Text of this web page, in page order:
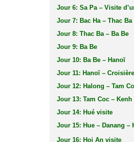
Jour 6: Sa Pa – Visite
Jour 7: Bac Ha – Thac Ba
Jour 8: Thac Ba – Ba Be
Jour 9: Ba Be
Jour 10: Ba Be – Hanoï
Jour 11: Hanoï –
Jour 12: Halong – Tam
Jour 13: Tam Coc –
Jour 14: Hué visite
Jour 15: Hue – Danang –
Jour 16: Hoi An visite